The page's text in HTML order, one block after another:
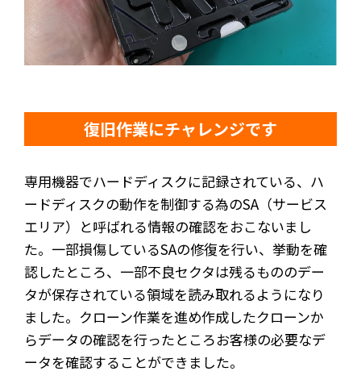
復旧作業にチャレンジです
専用機器でハードディスクに記録されている、ハ
ードディスクの動作を制御する為のSA（サービス
エリア）と呼ばれる情報の確認をおこないまし
た。一部損傷しているSAの修復を行い、挙動を確
認したところ、一部不良セクタは残るもののデー
タが保存されている領域を読み取れるようになり
ました。クローン作業を進め作成したクローンか
らデータの確認を行ったところお客様の必要なデ
ータを確認することができました。